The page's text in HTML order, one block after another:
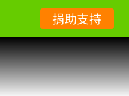
捐助支持